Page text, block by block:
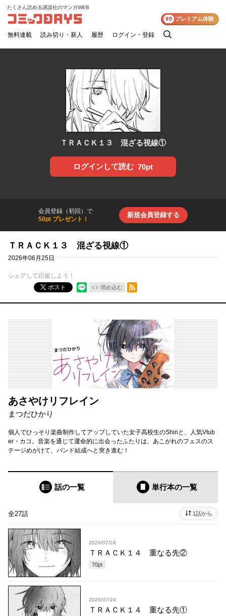
コミックDAYS
たくさん読める講談社のマンガWEB
無料連載 読み切り・新人 履歴 ログイン・登録
検
¥0 プレミアム体験
ＴＲＡＣＫ１３ 混ざる視線①
ログインして読む 70pt
会員登録（初回）で
50pt プレゼント！
新規会員登録する
ＴＲＡＣＫ１３ 混ざる視線①
2026年06月25日
シェアして応援しよう！
ポスト
埋め込む
RSSフィード
あさやけリフレイン
まつだひかり
個人でひっそり楽曲制作してアップしていた女子高校生のShinと、人気Vtub
er・カコ。音楽を通じて運命的に出会ったふたりは、あこがれのフェスのス
テージめがけて、バンド結成へと突き進む！
話の一覧 単行本の一覧
全27話 1話から
2026/07/24
ＴＲＡＣＫ１４ 重なる先②
70pt
2026/07/24
ＴＲＡＣＫ１４ 重なる先①